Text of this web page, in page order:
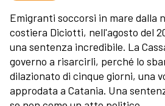
Emigranti soccorsi in mare dalla
costiera Diciotti, nell'agosto del
una sentenza incredibile. La
governo a risarcirli, perché lo
dilazionato di cinque giorni, una
approdata a Catania. Una